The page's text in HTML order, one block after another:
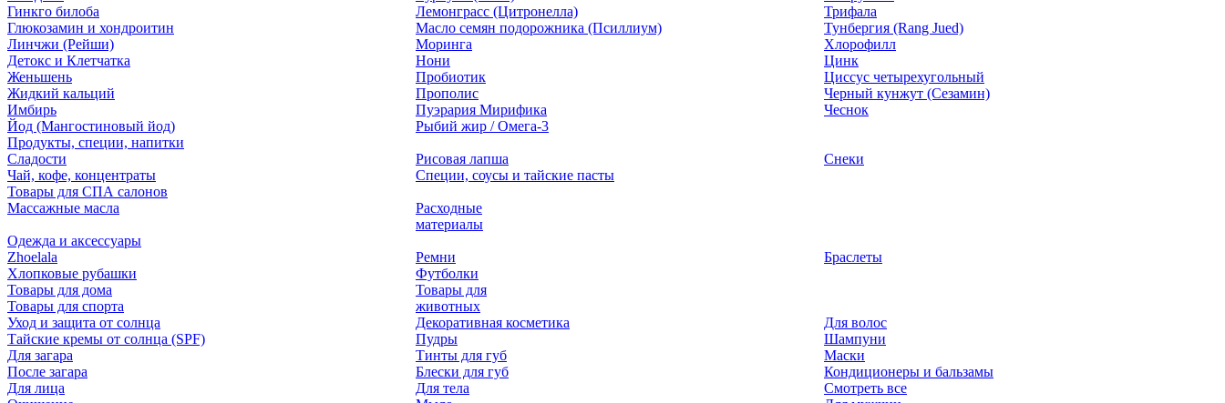
Гинкго билоба
Глюкозамин и хондроитин
Линчжи (Рейши)
Детокс и Клетчатка
Женьшень
Жидкий кальций
Имбирь
Йод (Мангостиновый йод)
Лемонграсс (Цитронелла)
Масло семян подорожника (Псиллиум)
Моринга
Нони
Пробиотик
Прополис
Пуэрария Мирифика
Рыбий жир / Омега-3
Трифала
Тунбергия (Rang Jued)
Хлорофилл
Цинк
Циссус четырехугольный
Черный кунжут (Сезамин)
Чеснок
Продукты, специи, напитки
Сладости
Чай, кофе, концентраты
Рисовая лапша
Специи, соусы и тайские пасты
Снеки
Товары для СПА салонов
Массажные масла
Расходные
материалы
Одежда и аксессуары
Zhoelala
Хлопковые рубашки
Ремни
Футболки
Браслеты
Товары для дома
Товары для спорта
Товары для
животных
Уход и защита от солнца
Тайские кремы от солнца (SPF)
Для загара
После загара
Для лица
Декоративная косметика
Пудры
Тинты для губ
Блески для губ
Для тела
Для волос
Шампуни
Маски
Кондиционеры и бальзамы
Смотреть все